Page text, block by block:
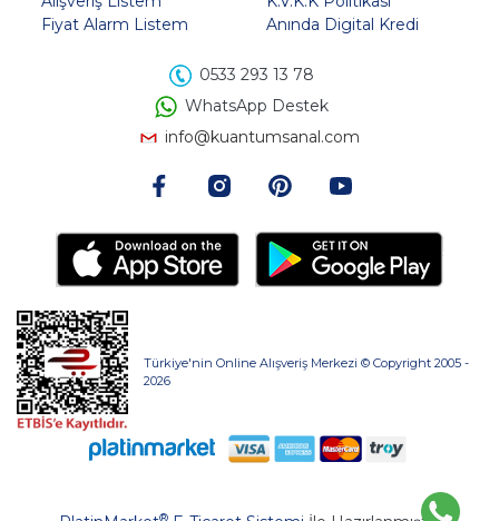
Fiyat Alarm Listem
Anında Digital Kredi
0533 293 13 78
WhatsApp Destek
info@kuantumsanal.com
Türkiye'nin Online Alışveriş Merkezi © Copyright 2005 -
2026